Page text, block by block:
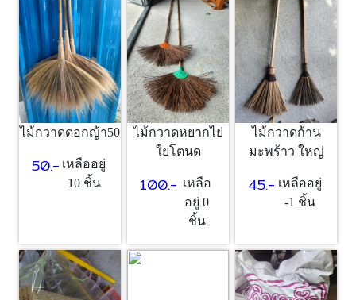
ไม้กวาดดอกญ้า50
50.- เหลืออยู่
10 ชิ้น
ไม้กวาดหยากไย่
ใยโตนด
100.- เหลือ
อยู่ 0
ชิ้น
ไม้กวาดก้าน
มะพร้าว ใหญ่
45.- เหลืออยู่
-1 ชิ้น